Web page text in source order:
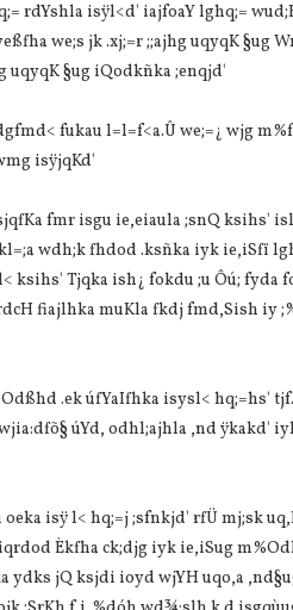
rdYshla isÿl<d' iajfoaY lghq;=
we;s jk .xj;=r ;;ajhg uqyqK §ug
uqyqK §ug iQodkñka ;enqjd'
fukau l=l=f<a.Û we;=¿ wjg
isÿjqKd'
fmr isgu ie,eiaula ;snQ ksihs'
wdh;k fhdod .ksñka iyk ie,iSfï
Tjqka ish¿ fokdu ;u Ôú; fyda
fiajlhka muKla fkdj fmd,Sish iy
.ek úfYaIfhka isysl< hq;=hs'
úYd, odhl;ajhla ,nd ÿkakd'
isÿ l< hq;=j ;sfnkjd' rfÜ mj;sk
Èkfha ck;djg iyk ie,iSug
jQ ksjdi ioyd wjYH uqo,a